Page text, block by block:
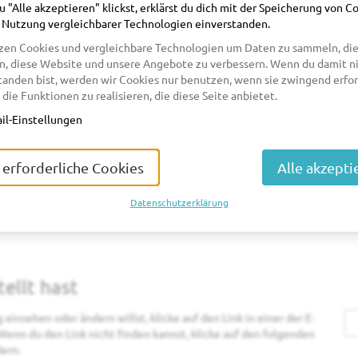
hast
oder ändern willst, klicke auf den Link in einer der E-
du den Link nicht finden kannst, klicke auf den folgenden
"Alle akzeptieren" klickst, erklärst du dich mit der Speicherung von
vergleichbarer Technologien einverstanden.
Cookies und vergleichbare Technologien um Daten zu sammeln,
diese Website und unsere Angebote zu verbessern. Wenn du damit
bist, werden wir Cookies nur benutzen, wenn sie zwingend
die Funktionen zu realisieren, die diese Seite anbietet.
Einstellungen
erforderliche Cookies Alle
Datenschutzerklärung